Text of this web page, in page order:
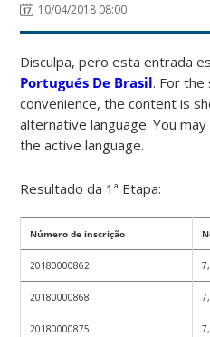
10/04/2018 08:00
Disculpa, pero esta entrada
Portugués De Brasil. For
convenience, the content is
alternative language. You
the active language.
Resultado da 1ª Etapa:
Número de inscrição
20180000862
20180000868
20180000875